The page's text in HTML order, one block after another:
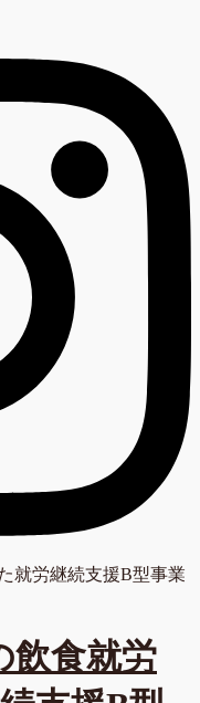
就労継続支援B型事業